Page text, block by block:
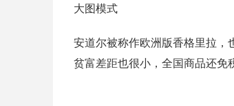
大图模式
安道尔被称作欧洲版香格里拉，
贫富差距也很小，全国商品还免